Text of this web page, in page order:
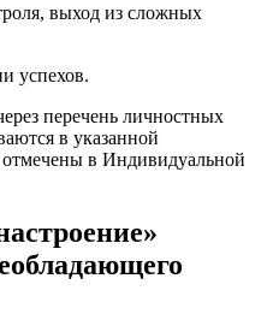
выход из сложных
успехов.
перечень личностных
в указанной
в Индивидуальной